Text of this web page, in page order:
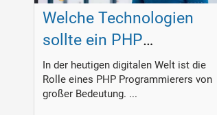
Welche Technologien
sollte ein PHP
Programmierer
beherrschen?
In der heutigen digitalen Welt ist die
Rolle eines PHP Programmierers von
großer Bedeutung. ...